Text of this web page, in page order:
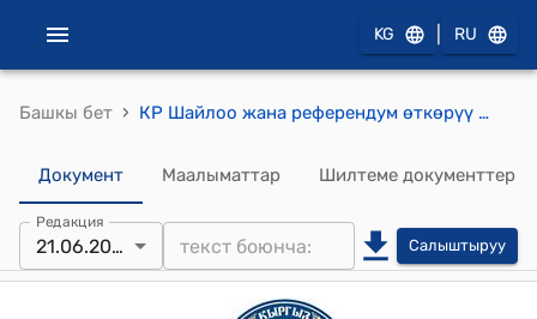
KG RU
Башкы бет › КР Шайлоо жана референдум өткөрүү боюнча борбордук комиссиясынын 2021-жылдын 21-июнундагы № 541 "Кыргыз Республикасынын Жогорку Кеңешинин депутатынын бош калган мандатын өткөрүп берүү жөнүндө" токтому
Документ Маалыматтар Шилтеме документтер
Редакция
21.06.2021 Салыштыруу